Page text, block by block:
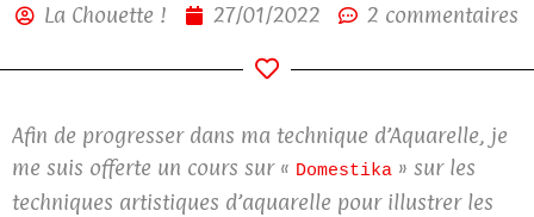
La Chouette ! 27/01/2022 2 commentaires
Afin de progresser dans ma technique d’Aquarelle, je
me suis offerte un cours sur « Domestika » sur les
techniques artistiques d’aquarelle pour illustrer les